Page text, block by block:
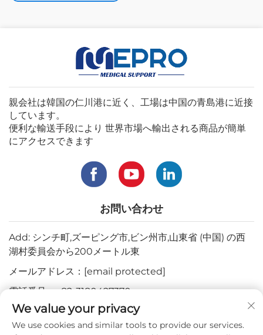
親会社は韓国の仁川港に近く、工場は中国の青島港に近接
しています。
便利な輸送手段により 世界市場へ輸出される商品が簡単
にアクセスできます
お問い合わせ
Add: シンチ町,ズーピング市,ビン州市,山東省 (中国) の西
湖村委員会から200メートル東
メールアドレス： [email protected]
電話番号：+82-3180427370
電話番号：+86-15564344404
WhatsApp：+82-1022396668
We value your privacy
We use cookies and similar tools to provide our services.